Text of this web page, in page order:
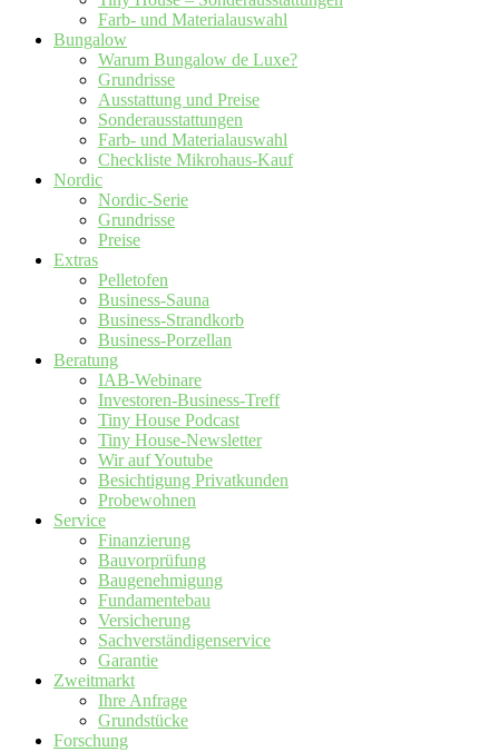
Farb- und Materialauswahl
Bungalow
Warum Bungalow de Luxe?
Grundrisse
Ausstattung und Preise
Sonderausstattungen
Farb- und Materialauswahl
Checkliste Mikrohaus-Kauf
Nordic
Nordic-Serie
Grundrisse
Preise
Extras
Pelletofen
Business-Sauna
Business-Strandkorb
Business-Porzellan
Beratung
IAB-Webinare
Investoren-Business-Treff
Tiny House Podcast
Tiny House-Newsletter
Wir auf Youtube
Besichtigung Privatkunden
Probewohnen
Service
Finanzierung
Bauvorprüfung
Baugenehmigung
Fundamentebau
Versicherung
Sachverständigenservice
Garantie
Zweitmarkt
Ihre Anfrage
Grundstücke
Forschung